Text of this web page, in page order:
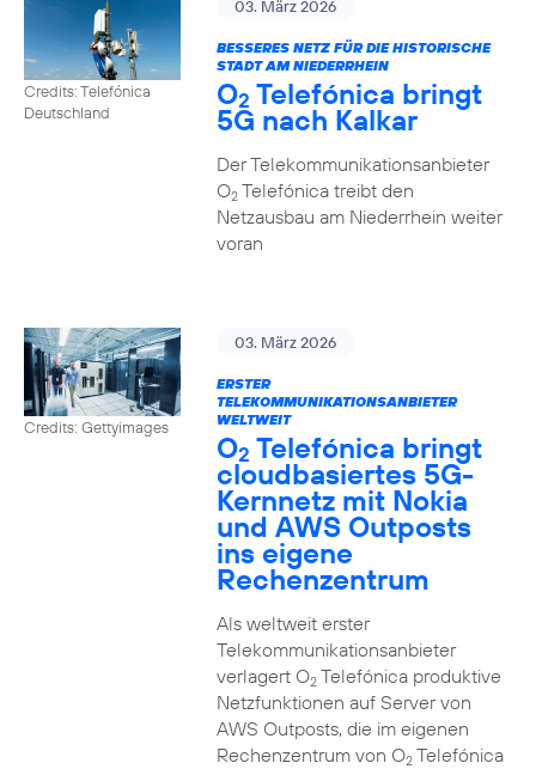
Credits: Telefónica
Deutschland
03. März 2026
BESSERES NETZ FÜR DIE HISTORISCHE
STADT AM NIEDERRHEIN
O2 Telefónica bringt
5G nach Kalkar
Der Telekommunikationsanbieter
O2Telefónica treibt den
Netzausbau am Niederrhein weiter
voran
Credits: Gettyimages
03. März 2026
ERSTER
TELEKOMMUNIKATIONSANBIETER
WELTWEIT
O2 Telefónica bringt
cloudbasiertes 5G-
Kernnetz mit Nokia
und AWS Outposts
ins eigene
Rechenzentrum
Als weltweit erster
Telekommunikationsanbieter
verlagert O2Telefónica produktive
Netzfunktionen auf Server von
AWS Outposts, die im eigenen
Rechenzentrum von O2Telefónica